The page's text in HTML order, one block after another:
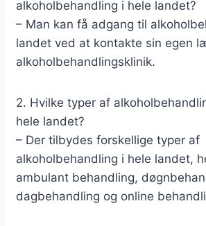
alkoholbehandling i hele landet?
– Man kan få adgang til
landet ved at kontakte sin egen
alkoholbehandlingsklinik.
2. Hvilke typer af
hele landet?
– Der tilbydes forskellige typer af
alkoholbehandling i hele landet,
ambulant behandling,
dagbehandling og online